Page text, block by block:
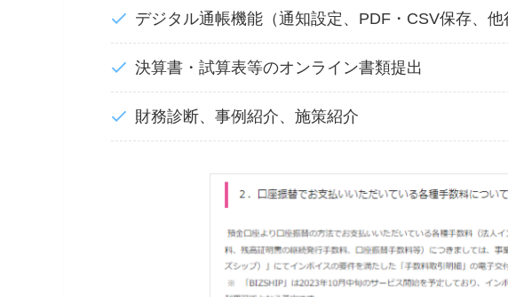
デジタル通帳機能（通知設定、PDF・CSV保存、他
決算書・試算表等のオンライン書類提出
財務診断、事例紹介、施策紹介